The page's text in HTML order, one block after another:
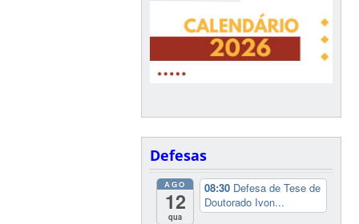
Defesas
AGO
12
qua
08:30 Defesa de Tese de
Doutorado Ivon...